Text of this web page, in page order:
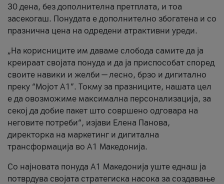
30 дена, без дополнителна претплата, и тоа
засекогаш. Понудата е дополнително збогатена и со
празнична цена на одредени атрактивни уреди.
„На корисниците им даваме слобода самите да ја
креираат својата понуда и да ја приспособат според
своите навики и желби — лесно, брзо и дигитално
преку “Мојот А1”. Токму за празниците, нашата цел
е да овозможиме максимална персонализација, за
секој да добие пакет што совршено одговара на
неговите потреби“, изјави Елена Панова,
директорка на маркетинг и дигитална
трансформација во А1 Македонија.
Со најновата понуда А1 Македонија уште еднаш ја
потврдува својата стратегиска насока за создавање